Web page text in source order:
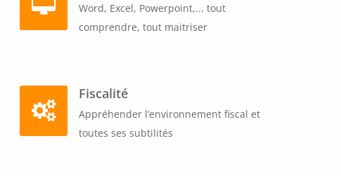
Word, Excel, Powerpoint,... tout
comprendre, tout maitriser
Fiscalité
Appréhender l’environnement fiscal et
toutes ses subtilités